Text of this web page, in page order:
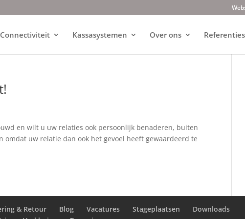
Connectiviteit Kassasystemen Over ons Referenties
en wilt u uw relaties ook persoonlijk benaderen, buiten
uw relatie dan ook het gevoel heeft gewaardeerd te
& Retour Blog Vacatures Stageplaatsen
Downloads